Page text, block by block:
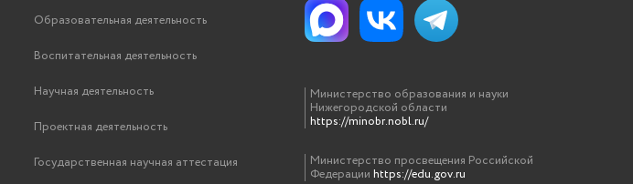
Образовательная деятельность
Воспитательная деятельность
Научная деятельность
Проектная деятельность
Государственная научная аттестация
Министерство образования и науки
Нижегородской области
https://minobr.nobl.ru/
Министерство просвещения Российской
Федерации https://edu.gov.ru